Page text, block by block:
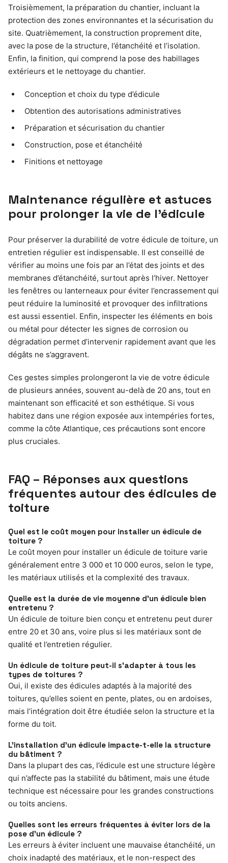
Troisièmement, la préparation du chantier, incluant la
protection des zones environnantes et la sécurisation du
site. Quatrièmement, la construction proprement dite,
avec la pose de la structure, l’étanchéité et l’isolation.
Enfin, la finition, qui comprend la pose des habillages
extérieurs et le nettoyage du chantier.
Conception et choix du type d’édicule
Obtention des autorisations administratives
Préparation et sécurisation du chantier
Construction, pose et étanchéité
Finitions et nettoyage
Maintenance régulière et astuces
pour prolonger la vie de l’édicule
Pour préserver la durabilité de votre édicule de toiture, un
entretien régulier est indispensable. Il est conseillé de
vérifier au moins une fois par an l’état des joints et des
membranes d’étanchéité, surtout après l’hiver. Nettoyer
les fenêtres ou lanterneaux pour éviter l’encrassement qui
peut réduire la luminosité et provoquer des infiltrations
est aussi essentiel. Enfin, inspecter les éléments en bois
ou métal pour détecter les signes de corrosion ou
dégradation permet d’intervenir rapidement avant que les
dégâts ne s’aggravent.
Ces gestes simples prolongeront la vie de votre édicule
de plusieurs années, souvent au-delà de 20 ans, tout en
maintenant son efficacité et son esthétique. Si vous
habitez dans une région exposée aux intempéries fortes,
comme la côte Atlantique, ces précautions sont encore
plus cruciales.
FAQ – Réponses aux questions
fréquentes autour des édicules de
toiture
Quel est le coût moyen pour installer un édicule de
toiture ?
Le coût moyen pour installer un édicule de toiture varie
généralement entre 3 000 et 10 000 euros, selon le type,
les matériaux utilisés et la complexité des travaux.
Quelle est la durée de vie moyenne d’un édicule bien
entretenu ?
Un édicule de toiture bien conçu et entretenu peut durer
entre 20 et 30 ans, voire plus si les matériaux sont de
qualité et l’entretien régulier.
Un édicule de toiture peut-il s’adapter à tous les
types de toitures ?
Oui, il existe des édicules adaptés à la majorité des
toitures, qu’elles soient en pente, plates, ou en ardoises,
mais l’intégration doit être étudiée selon la structure et la
forme du toit.
L’installation d’un édicule impacte-t-elle la structure
du bâtiment ?
Dans la plupart des cas, l’édicule est une structure légère
qui n’affecte pas la stabilité du bâtiment, mais une étude
technique est nécessaire pour les grandes constructions
ou toits anciens.
Quelles sont les erreurs fréquentes à éviter lors de la
pose d’un édicule ?
Les erreurs à éviter incluent une mauvaise étanchéité, un
choix inadapté des matériaux, et le non-respect des